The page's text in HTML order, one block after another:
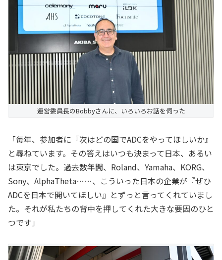
運営委員長のBobbyさんに、いろいろお話を伺った
「毎年、参加者に『次はどの国でADCをやってほしいか』
と尋ねています。その答えはいつも決まって日本、あるい
は東京でした。過去数年間、Roland、Yamaha、KORG、
Sony、AlphaTheta……、こういった日本の企業が『ぜひ
ADCを日本で開いてほしい』とずっと言ってくれていまし
た。それが私たちの背中を押してくれた大きな要因のひと
つです」